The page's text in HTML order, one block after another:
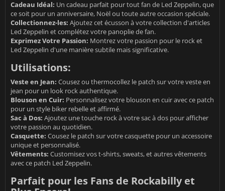
Cadeau Idéal: Un cadeau parfait pour tout fan de Led Zeppelin, que
ce soit pour un anniversaire, Noël ou toute autre occasion spéciale.
Collectionnez-les: Ajoutez cet écusson à votre collection d'articles
Led Zeppelin et complétez votre panoplie de fan.
Exprimez Votre Passion: Montrez votre passion pour le rock et
Led Zeppelin d'une manière subtile mais significative.
Utilisations:
Veste en Jean: Cousez ou thermocollez le patch sur votre veste en
jean pour un look rock authentique.
Blouson en Cuir: Personnalisez votre blouson en cuir avec ce patch
pour un style biker rebelle et affirmé.
Sac à Dos: Ajoutez une touche rock à votre sac à dos pour afficher
votre passion au quotidien.
Casquette: Cousez le patch sur votre casquette pour un accessoire
unique et personnalisé.
Vêtements: Customisez vos t-shirts, sweats, et autres vêtements
avec ce patch Led Zeppelin.
Parfait pour les Fans de Rockabilly et